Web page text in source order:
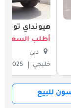
هيونداي
أطلب السعر
دبي
خليجي
2025
للبيع